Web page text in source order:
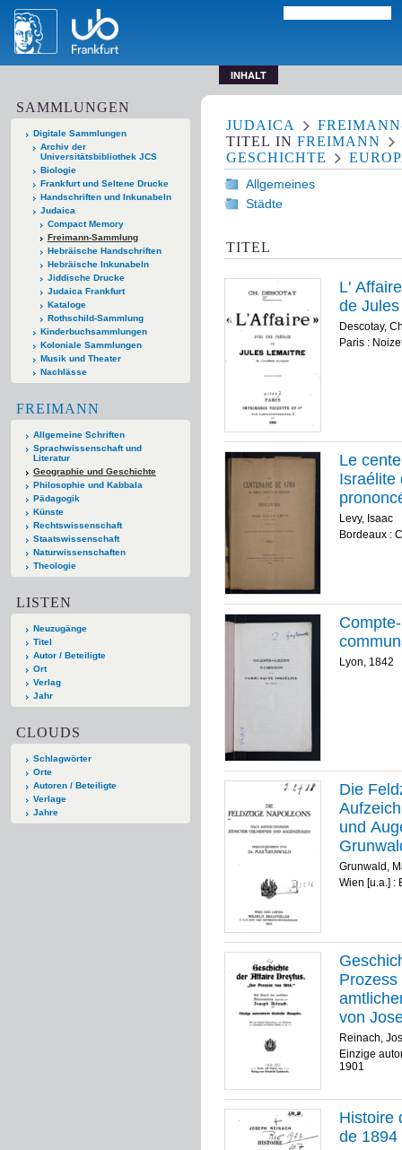
INHALT
SAMMLUNGEN
Digitale Sammlungen
Archiv der
Universitätsbibliothek JCS
Biologie
Frankfurt und Seltene Drucke
Handschriften und Inkunabeln
Judaica
Compact Memory
Freimann-Sammlung
Hebräische Handschriften
Hebräische Inkunabeln
Jiddische Drucke
Judaica Frankfurt
Kataloge
Rothschild-Sammlung
Kinderbuchsammlungen
Koloniale Sammlungen
Musik und Theater
Nachlässe
FREIMANN
Allgemeine Schriften
Sprachwissenschaft und
Literatur
Geographie und Geschichte
Philosophie und Kabbala
Pädagogik
Künste
Rechtswissenschaft
Staatswissenschaft
Naturwissenschaften
Theologie
LISTEN
Neuzugänge
Titel
Autor / Beteiligte
Ort
Verlag
Jahr
CLOUDS
Schlagwörter
Orte
Autoren / Beteiligte
Verlage
Jahre
JUDAICA
TITEL IN FREIMANN
GESCHICHTE
Allgemeines
Städte
TITEL
L'
de
Descotay,
Paris :
Le
Israélite
Levy, Isaac
Bordeaux :
Lyon, 1842
Die
und
Grunwald,
Wien [u.a.] :
amtlichen
von
Reinach,
Einzige
1901
Histoire
de 1894